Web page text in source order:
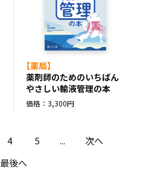
【薬局】
薬剤師のためのいちばん
やさしい輸液管理の本
価格：3,300円
4 5 ...
次へ
最後へ